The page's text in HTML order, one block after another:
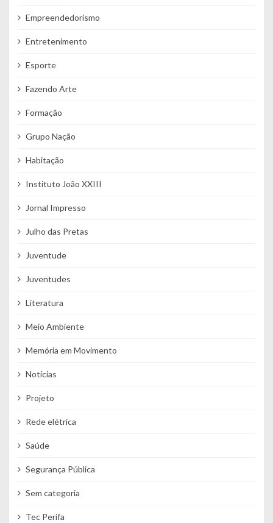
Empreendedorismo
Entretenimento
Esporte
Fazendo Arte
Formação
Grupo Nação
Habitação
Instituto João XXIII
Jornal Impresso
Julho das Pretas
Juventude
Juventudes
Literatura
Meio Ambiente
Memória em Movimento
Notícias
Projeto
Rede elétrica
Saúde
Segurança Pública
Sem categoria
Tec Perifa